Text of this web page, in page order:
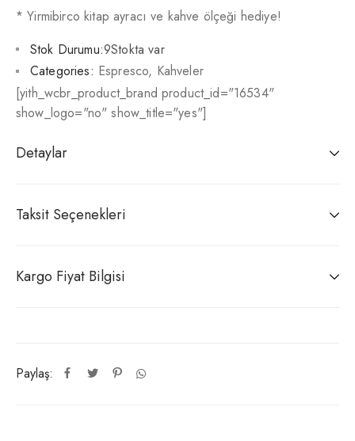
* Yirmibirco kitap ayracı ve kahve ölçeği hediye!
Stok Durumu:9Stokta var
Paylaş:
Categories: Espresco, Kahveler
[yith_wcbr_product_brand product_id="16534"
show_logo="no" show_title="yes"]
Detaylar
Taksit Seçenekleri
Kargo Fiyat Bilgisi